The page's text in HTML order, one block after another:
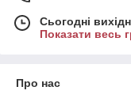
Сьогодні
Показати весь
Про нас